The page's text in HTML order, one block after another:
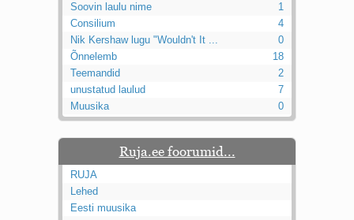
Soovin laulu nime
1
Consilium
4
Nik Kershaw lugu "Wouldn't It ...
0
Õnnelemb
18
Teemandid
2
unustatud laulud
7
Muusika
0
Ruja.ee foorumid...
RUJA
Lehed
Eesti muusika